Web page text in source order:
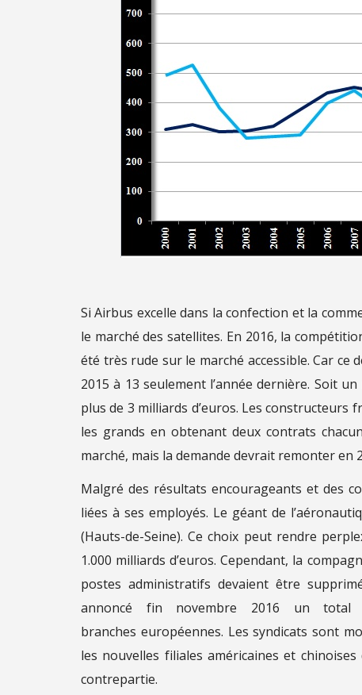
Si Airbus excelle dans la confection et la
le marché des satellites. En 2016, la
été très rude sur le marché accessible. Car
2015 à 13 seulement l’année dernière. Soit
plus de 3 milliards d’euros. Les
les grands en obtenant deux contrats
marché, mais la demande devrait remonter en
Malgré des résultats encourageants et des
liées à ses employés. Le géant de
(Hauts-de-Seine). Ce choix peut rendre
1.000 milliards d’euros. Cependant, la
postes administratifs devaient être
annoncé fin novembre 2016 un total
branches européennes. Les syndicats sont
les nouvelles filiales américaines et
contrepartie.